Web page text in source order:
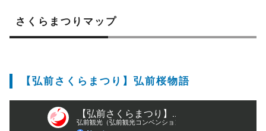
さくらまつりマップ
【弘前さくらまつり】弘前桜物語